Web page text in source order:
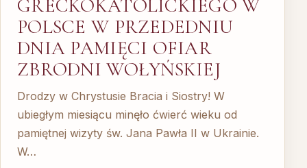
GRECKOKATOLICKIEGO W
POLSCE W PRZEDEDNIU
DNIA PAMIĘCI OFIAR
ZBRODNI WOŁYŃSKIEJ
Drodzy w Chrystusie Bracia i Siostry! W
ubiegłym miesiącu minęło ćwierć wieku od
pamiętnej wizyty św. Jana Pawła II w Ukrainie.
W…